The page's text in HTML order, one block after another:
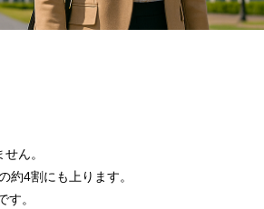
ん。
約4割にも上ります。
。